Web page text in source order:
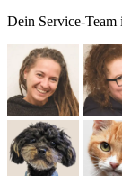
Dein Service-Team